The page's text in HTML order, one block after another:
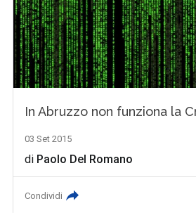
In Abruzzo non funziona la
03 Set 2015
di Paolo Del Romano
Condividi